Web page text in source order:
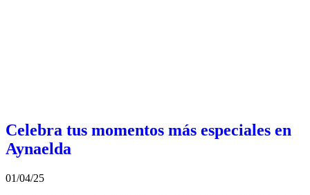
Celebra tus momentos más especiales en
Aynaelda
01/04/25